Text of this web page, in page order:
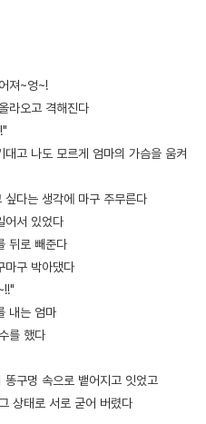
져~엉~!
라오고 격해진다
고 나도 모르게 엄마의 가슴을 움켜
싶다는 생각에 마구 주무른다
어서 있었다
뒤로 빼준다
마구 박아댔다
내는 엄마
를 했다
구멍 속으로 뱉어지고 잇었고
상태로 서로 굳어 버렸다